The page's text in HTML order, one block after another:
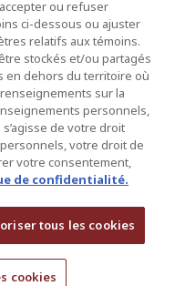
s.r.l.
| Ottawa | New York
ou refuser
ci-dessous ou ajuster
relatifs aux témoins.
stockés et/ou partagés
en dehors du territoire où
sur la
personnels,
de votre droit
votre droit de
votre consentement,
de confidentialité.
tous les cookies
cookies